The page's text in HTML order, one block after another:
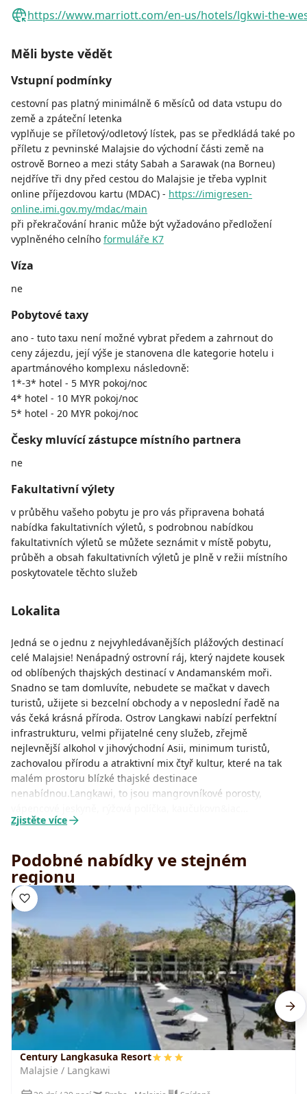
https://www.marriott.com/en-us/hotels/lgkwi-the-
Měli byste vědět
Vstupní podmínky
cestovní pas platný minimálně 6 měsíců od data vstupu do
země a zpáteční letenka
vyplňuje se příletový/odletový lístek, pas se předkládá také po
příletu z pevninské Malajsie do východní části země na
ostrově Borneo a mezi státy Sabah a Sarawak (na Borneu)
nejdříve tři dny před cestou do Malajsie je třeba vyplnit
online příjezdovou kartu (MDAC) - https://imigresen-
online.imi.gov.my/mdac/main
při překračování hranic může být vyžadováno předložení
vyplněného celního formuláře K7
Víza
ne
Pobytové taxy
ano - tuto taxu není možné vybrat předem a zahrnout do
ceny zájezdu, její výše je stanovena dle kategorie hotelu i
apartmánového komplexu následovně:
1*-3* hotel - 5 MYR pokoj/noc
4* hotel - 10 MYR pokoj/noc
5* hotel - 20 MYR pokoj/noc
Česky mluvící zástupce místního partnera
ne
Fakultativní výlety
v průběhu vašeho pobytu je pro vás připravena bohatá
nabídka fakultativních výletů, s podrobnou nabídkou
fakultativních výletů se můžete seznámit v místě pobytu,
průběh a obsah fakultativních výletů je plně v režii místního
poskytovatele těchto služeb
Lokalita
Jedná se o jednu z nejvyhledávanějších plážových destinací
celé Malajsie! Nenápadný ostrovní ráj, který najdete kousek
od oblíbených thajských destinací v Andamanském moři.
Snadno se tam domluvíte, nebudete se mačkat v davech
turistů, užijete si bezcelní obchody a v neposlední řadě na
vás čeká krásná příroda. Ostrov Langkawi nabízí perfektní
infrastrukturu, velmi přijatelné ceny služeb, zřejmě
nejlevnější alkohol v jihovýchodní Asii, minimum turistů,
zachovalou přírodu a atraktivní mix čtyř kultur, které na tak
malém prostoru blízké thajské destinace
nenabídnou.Langkawi, to jsou mangrovníkové porosty,
Zjistěte více
Podobné nabídky ve stejném
regionu
Century Langkasuka Resort
Malajsie / Langkawi